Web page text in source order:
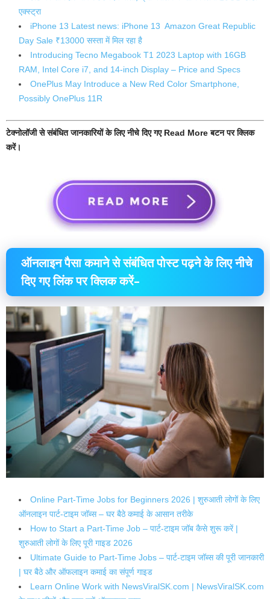
एक्स्ट्रा
iPhone 13 Latest news: iPhone 13 Amazon Great Republic
Day Sale ₹13000 सस्ता में मिल रहा है
Introducing Tecno Megabook T1 2023 Laptop with 16GB
RAM, Intel Core i7, and 14-inch Display – Price and Specs
OnePlus May Introduce a New Red Color Smartphone,
Possibly OnePlus 11R
टेक्नोलॉजी से संबंधित जानकारियों के लिए नीचे दिए गए Read More बटन पर क्लिक
करें।
ऑनलाइन पैसा कमाने से संबंधित पोस्ट पढ़ने के लिए नीचे
दिए गए लिंक पर क्लिक करें–
Online Part-Time Jobs for Beginners 2026 | शुरुआती लोगों के लिए
ऑनलाइन पार्ट-टाइम जॉब्स – घर बैठे कमाई के आसान तरीके
How to Start a Part-Time Job – पार्ट-टाइम जॉब कैसे शुरू करें |
शुरुआती लोगों के लिए पूरी गाइड 2026
Ultimate Guide to Part-Time Jobs – पार्ट-टाइम जॉब्स की पूरी जानकारी
| घर बैठे और ऑफलाइन कमाई का संपूर्ण गाइड
Learn Online Work with NewsViralSK.com | NewsViralSK.com